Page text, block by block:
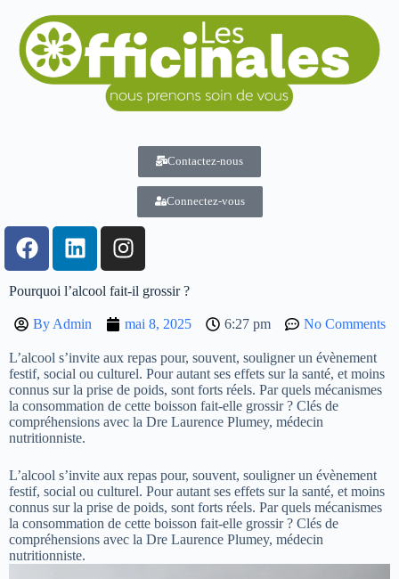
Contactez-nous
Connectez-vous
Pourquoi l’alcool fait-il grossir ?
ByAdmin mai 8, 2025 6:27 pm No Comments
L’alcool s’invite aux repas pour, souvent, souligner un évènement
festif, social ou culturel. Pour autant ses effets sur la santé, et moins
connus sur la prise de poids, sont forts réels. Par quels mécanismes
la consommation de cette boisson fait-elle grossir ? Clés de
compréhensions avec la Dre Laurence Plumey, médecin
nutritionniste.
L’alcool s’invite aux repas pour, souvent, souligner un évènement
festif, social ou culturel. Pour autant ses effets sur la santé, et moins
connus sur la prise de poids, sont forts réels. Par quels mécanismes
la consommation de cette boisson fait-elle grossir ? Clés de
compréhensions avec la Dre Laurence Plumey, médecin
nutritionniste.